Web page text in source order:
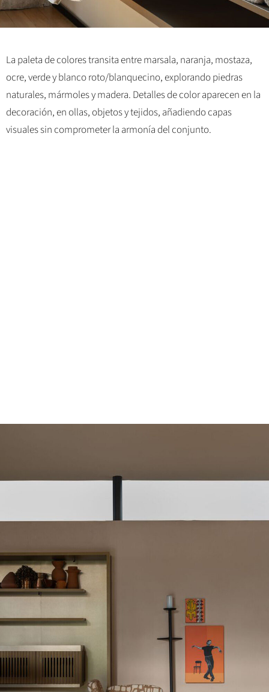
La paleta de colores transita entre marsala, naranja, mostaza,
ocre, verde y blanco roto/blanquecino, explorando piedras
naturales, mármoles y madera. Detalles de color aparecen en la
decoración, en ollas, objetos y tejidos, añadiendo capas
visuales sin comprometer la armonía del conjunto.